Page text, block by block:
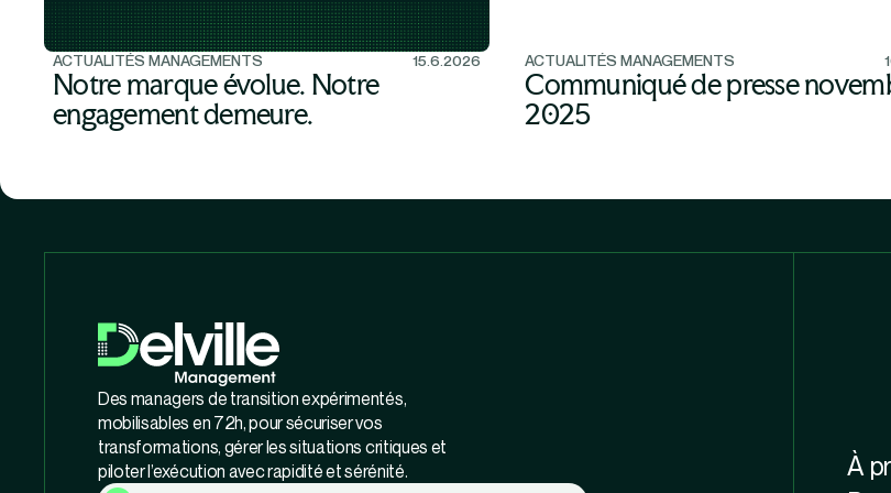
ACTUALITÉS MANAGEMENTS 15.6.2026
Notre marque évolue. Notre
engagement demeure.
ACTUALITÉS MANAGEMENTS
Communiqué de presse
2025
Des managers de transition expérimentés,
mobilisables en 72h, pour sécuriser vos
transformations, gérer les situations critiques et
piloter l’exécution avec rapidité et sérénité.
À